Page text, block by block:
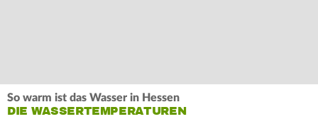
So warm ist das Wasser in Hessen
DIE WASSERTEMPERATUREN